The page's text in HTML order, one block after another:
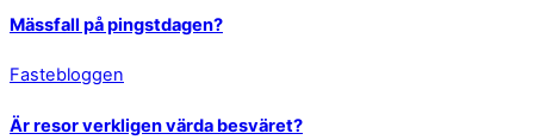
Mässfall på pingstdagen?
Fastebloggen
Är resor verkligen värda besväret?